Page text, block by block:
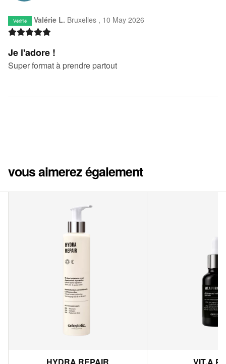
Vérifié Valérie L. Bruxelles , 10 May 2026
Je l'adore !
Super format à prendre partout
vous aimerez également
HYDRA REPAIR VIT.A